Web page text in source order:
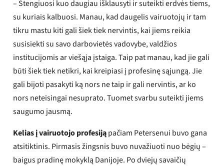
– Stengiuosi kuo daugiau išklausyti ir suteikti erdvės tiems,
su kuriais kalbuosi. Manau, kad daugelis vairuotojų ir tam
tikru mastu kiti gali šiek tiek nervintis, kai jiems reikia
susisiekti su savo darbovietės vadovybe, valdžios
institucijomis ar viešąja įstaiga. Taip pat manau, kad jie gali
būti šiek tiek netikri, kai kreipiasi į profesinę sąjungą. Jie
gali bijoti pasakyti ką nors ne taip ir gali nervintis, ar ko
nors neteisingai nesuprato. Tuomet svarbu suteikti jiems
saugumo jausmą.
Kelias į vairuotojo profesijąpačiam Petersenui buvo gana
atsitiktinis. Pirmasis žingsnis buvo nuvažiuoti nuo bėgių –
baigus pradinę mokyklą Danijoje. Po dviejų savaičių